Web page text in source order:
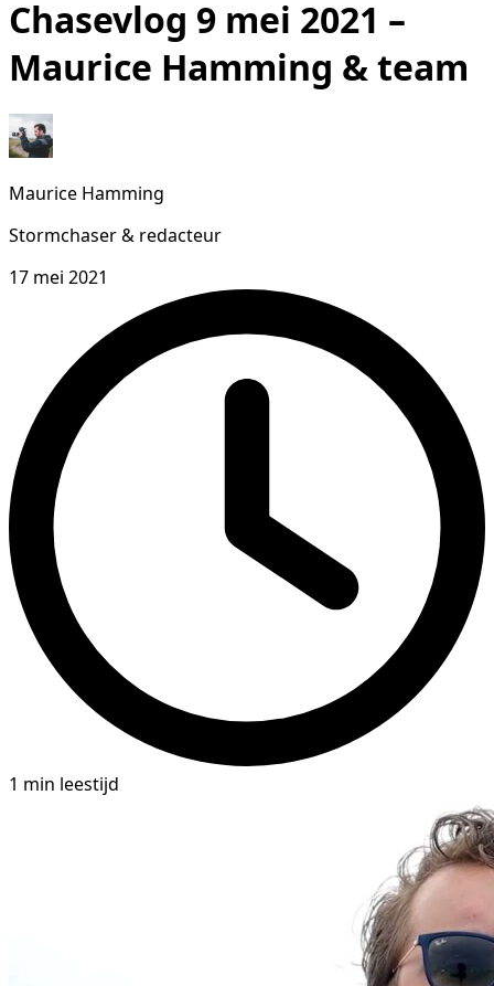
Chasevlog 9 mei 2021 –
Maurice Hamming & team
Maurice Hamming
Stormchaser & redacteur
17 mei 2021
1 min leestijd